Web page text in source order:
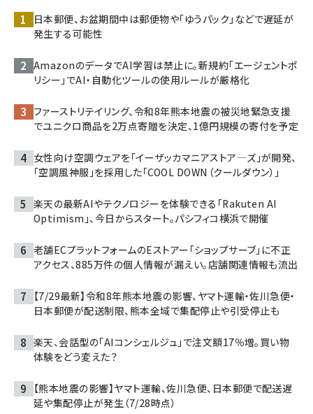
日本郵便、お盆期間中は郵便物や「ゆうパック」などで遅延が
発生する可能性
AmazonのデータでAI学習は禁止に。新規約「エージェントポ
リシー」でAI・自動化ツールの使用ルールが厳格化
ファーストリテイリング、令和8年熊本地震の被災地緊急支援
でユニクロ商品を2万点寄贈を決定、1億円規模の寄付を予定
女性向け空調ウェアを「イーザッカマニアストア―ズ」が開発、
「空調風神服」を採用した「COOL DOWN（クールダウン）」
楽天の最新AIやテクノロジーを体験できる「Rakuten AI
Optimism」、今日からスタート。パシフィコ横浜で開催
老舗ECプラットフォームのEストアー「ショップサーブ」に不正
アクセス、885万件の個人情報が漏えい。店舗関連情報も流出
【7/29最新】令和8年熊本地震の影響、ヤマト運輸・佐川急便・
日本郵便が配送制限、熊本全域で集配停止や引受停止も
楽天、会話型の「AIコンシェルジュ」で注文額17％増。買い物
体験をどう変えた？
【熊本地震の影響】ヤマト運輸、佐川急便、日本郵便で配送遅
延や集配停止が発生（7/28時点）